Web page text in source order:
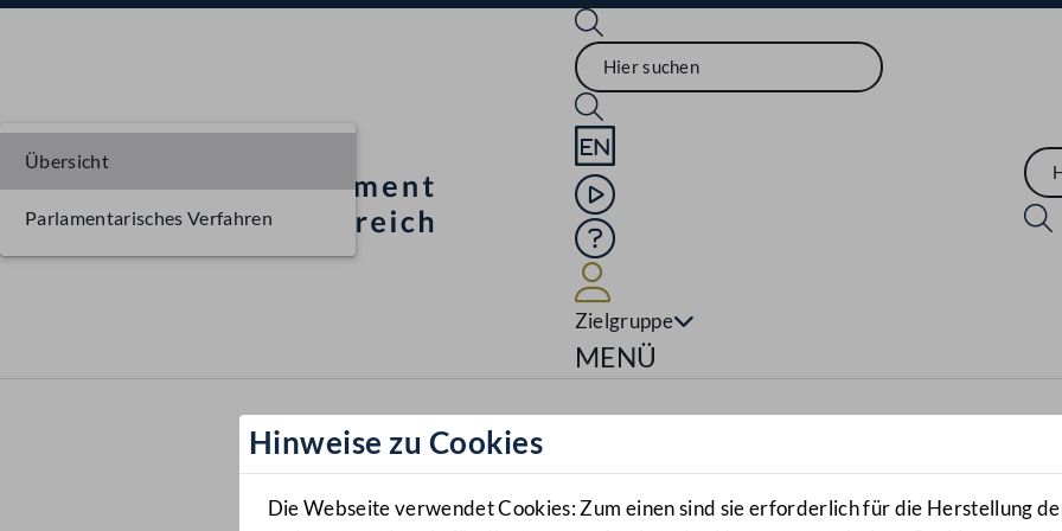
Sprache English
Mediathek
Hilfe
Zielgruppe
Navigationsmenü öffnen
MENÜ
Hinweise zu Cookies
Die Webseite verwendet Cookies: Zum einen sind sie erforderlich für die Herstellung
Übersicht
Parlamentarisches Verfahren